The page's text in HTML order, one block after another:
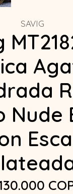
SAVIG
Nude